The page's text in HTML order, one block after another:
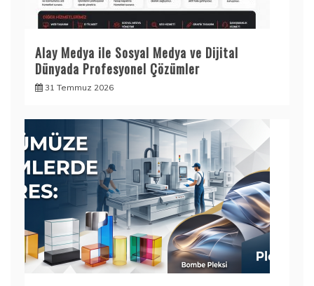
Alay Medya ile Sosyal Medya ve Dijital
Dünyada Profesyonel Çözümler
31 Temmuz 2026